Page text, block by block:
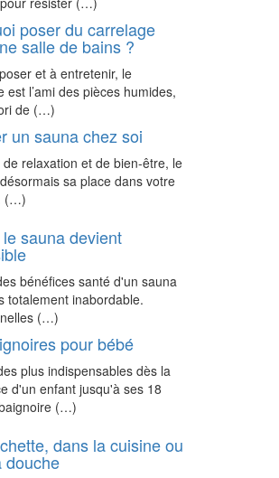
poser du carrelage
salle de bains ?
et à entretenir, le
est l’ami des pièces humides,
de (…)
un sauna chez soi
relaxation et de bien-être, le
sa place dans votre
(…)
sauna devient
bénéfices santé d'un sauna
totalement inabordable.
(…)
pour bébé
plus indispensables dès la
d'un enfant jusqu'à ses 18
(…)
dans la cuisine ou
douche